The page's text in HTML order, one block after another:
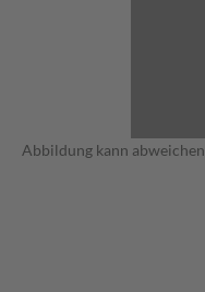
Abbildung kann abweichen